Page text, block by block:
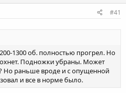
#41
1300 об. полностью прогрел. Но
Подножки убраны. Может
Но раньше вроде и с опущенной
и все в норме было.